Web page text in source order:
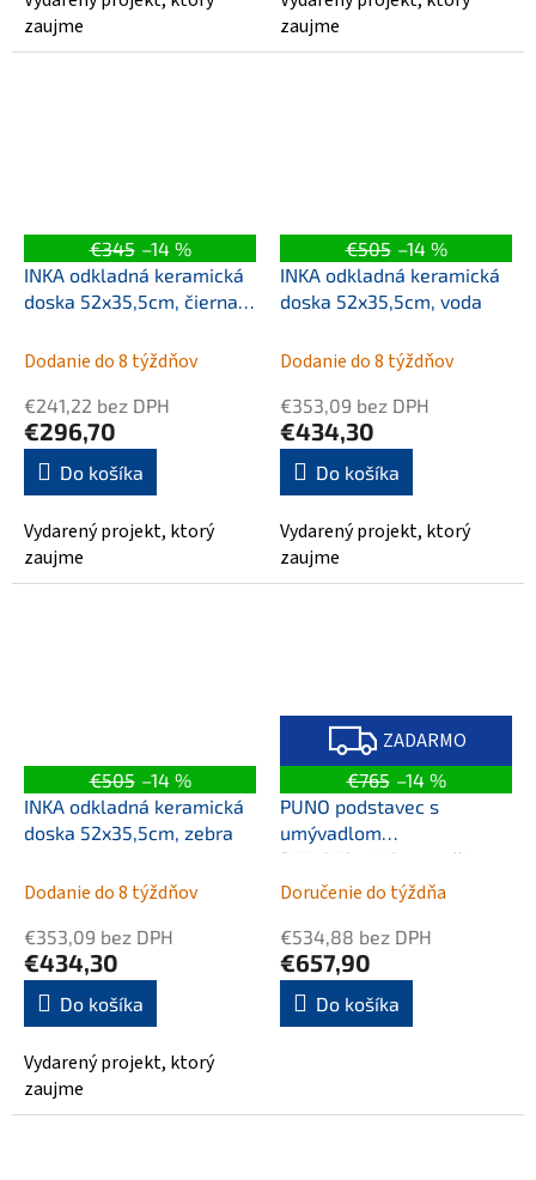
zaujme
zaujme
€345 –14 %
INKA odkladná keramická
doska 52x35,5cm, čierna
Dodanie do 8 týždňov
€241,22 bez DPH
€296,70
Do košíka
Vydarený projekt, ktorý
zaujme
€505 –14 %
INKA odkladná keramická
doska 52x35,5cm, voda
Dodanie do 8 týždňov
€353,09 bez DPH
€434,30
Do košíka
Vydarený projekt, ktorý
zaujme
€505 –14 %
INKA odkladná keramická
doska 52x35,5cm, zebra
Dodanie do 8 týždňov
€353,09 bez DPH
€434,30
Do košíka
Vydarený projekt, ktorý
zaujme
Z
A
D
A
R
M
O
ZADARMO
€765 –14 %
PUNO podstavec s
umývadlom
375x870x448xmm, čierna
Doručenie do týždňa
€534,88 bez DPH
€657,90
Do košíka